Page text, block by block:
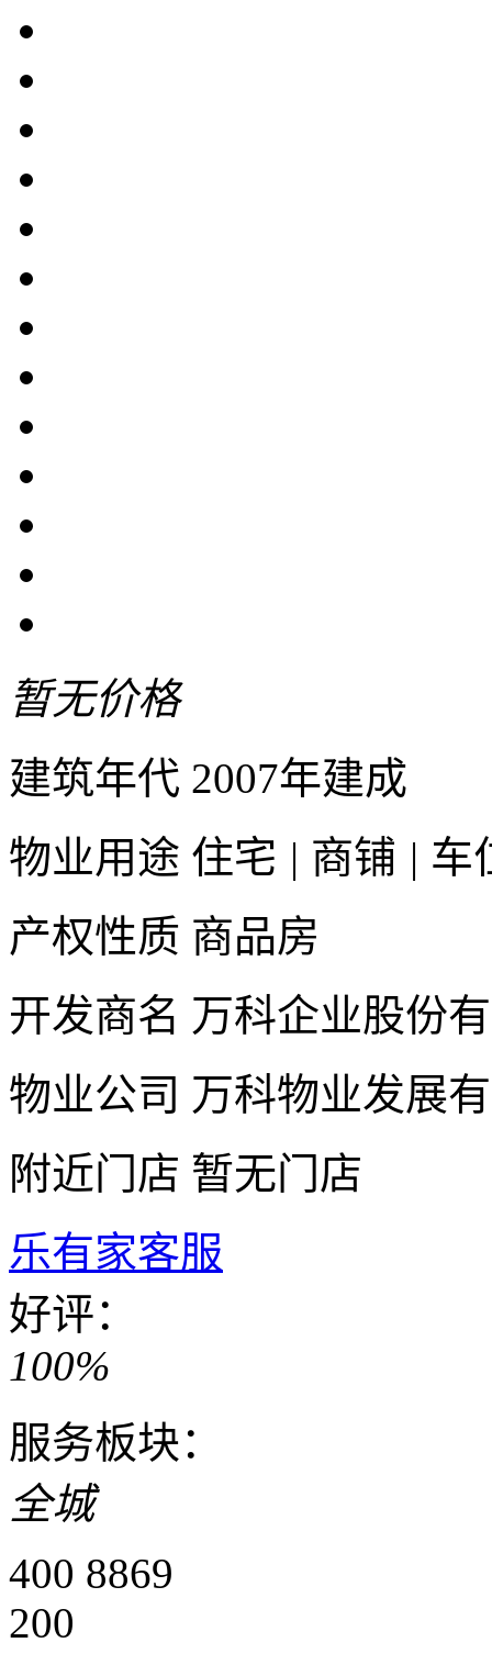
暂无价格
建筑年代 2007年建成
物业用途 住宅 | 商铺 | 车
产权性质 商品房
开发商名 万科企业股份
物业公司 万科物业发展
附近门店 暂无门店
乐有家客服
好评：
100%
服务板块：
全城
400 8869
200